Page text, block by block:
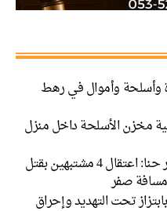
طلقة ذخيرة وأسلحة وأموال في رهط
مخزن الأسلحة داخل منزل
فيديو | كشف تفاصيل جريمة دير حنا: اعتقال 4 مشتبهين بقتل
صفر
قاصر (16 عامًا) بابتزاز تحت التهديد وإحراق